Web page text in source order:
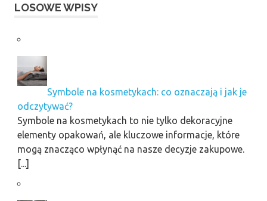
LOSOWE WPISY
Symbole na kosmetykach: co oznaczają i jak je
odczytywać?
Symbole na kosmetykach to nie tylko dekoracyjne
elementy opakowań, ale kluczowe informacje, które
mogą znacząco wpłynąć na nasze decyzje zakupowe.
[...]